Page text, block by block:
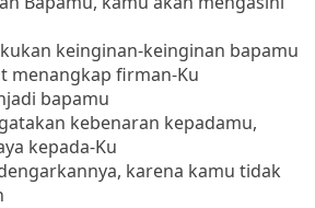
keinginan-keinginan bapamu
menangkap firman-Ku
bapamu
kebenaran kepadamu,
kepada-Ku
karena kamu tidak